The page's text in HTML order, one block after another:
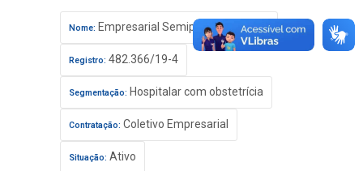
Nome: Empresarial Semiprivativo Básico
Registro: 482.366/19-4
Segmentação: Hospitalar com obstetrícia
Contratação: Coletivo Empresarial
Situação: Ativo